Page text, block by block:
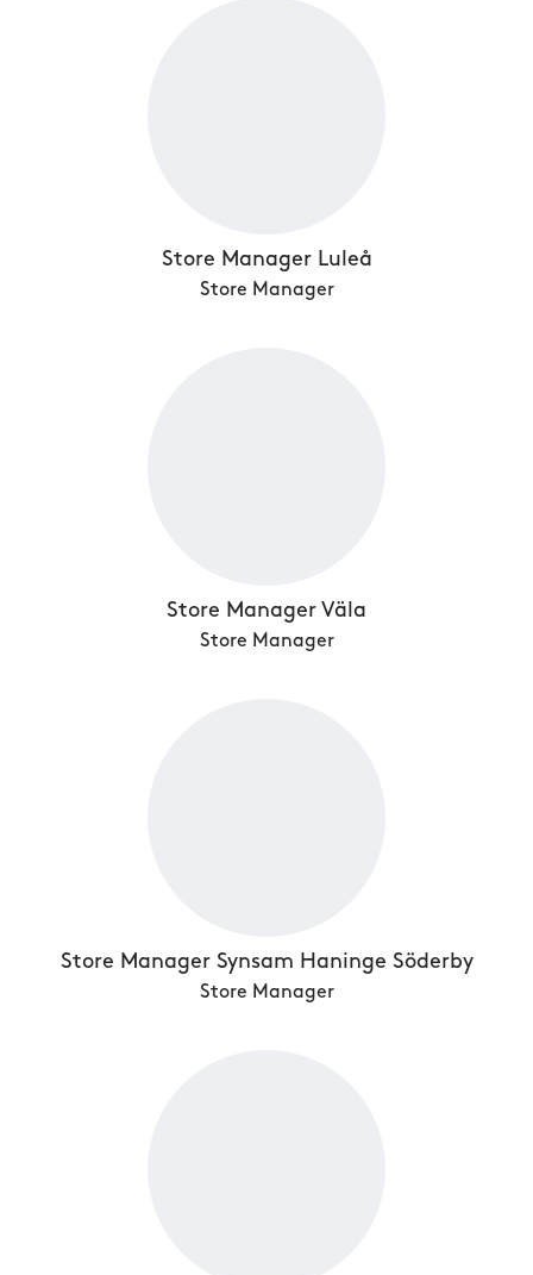
Store Manager Luleå
Store Manager
Store Manager Väla
Store Manager
Store Manager Synsam Haninge Söderby
Store Manager